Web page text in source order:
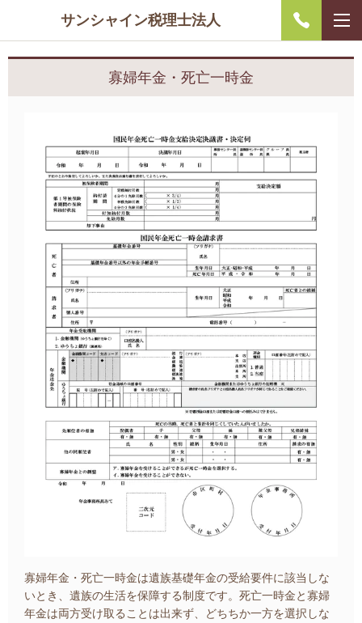
サンシャイン税理士法人
寡婦年金・死亡一時金
寡婦年金・死亡一時金は遺族基礎年金の受給要件に該当しな
いとき、遺族の生活を保障する制度です。死亡一時金と寡婦
年金は両方受け取ることは出来ず、どちちか一方を選択しな